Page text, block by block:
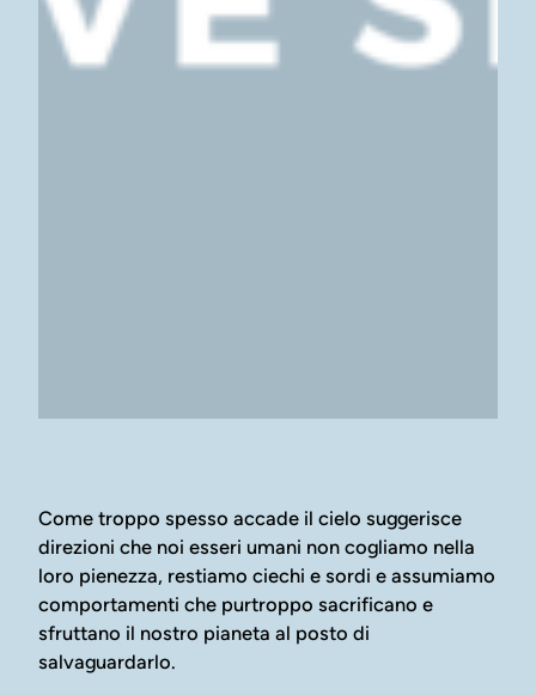
Come troppo spesso accade il cielo suggerisce
direzioni che noi esseri umani non cogliamo nella
loro pienezza, restiamo ciechi e sordi e assumiamo
comportamenti che purtroppo sacrificano e
sfruttano il nostro pianeta al posto di
salvaguardarlo.